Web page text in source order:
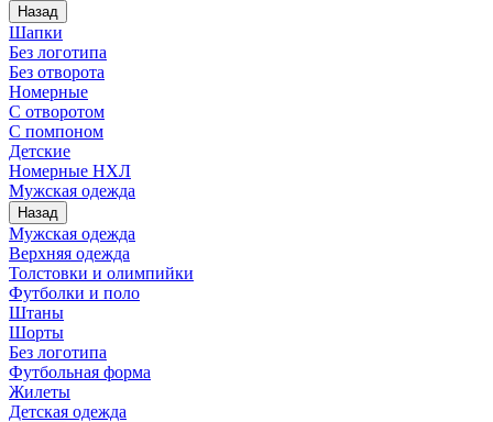
Назад
Шапки
Без логотипа
Без отворота
Номерные
С отворотом
С помпоном
Детские
Номерные НХЛ
Мужская одежда
Назад
Мужская одежда
Верхняя одежда
Толстовки и олимпийки
Футболки и поло
Штаны
Шорты
Без логотипа
Футбольная форма
Жилеты
Детская одежда